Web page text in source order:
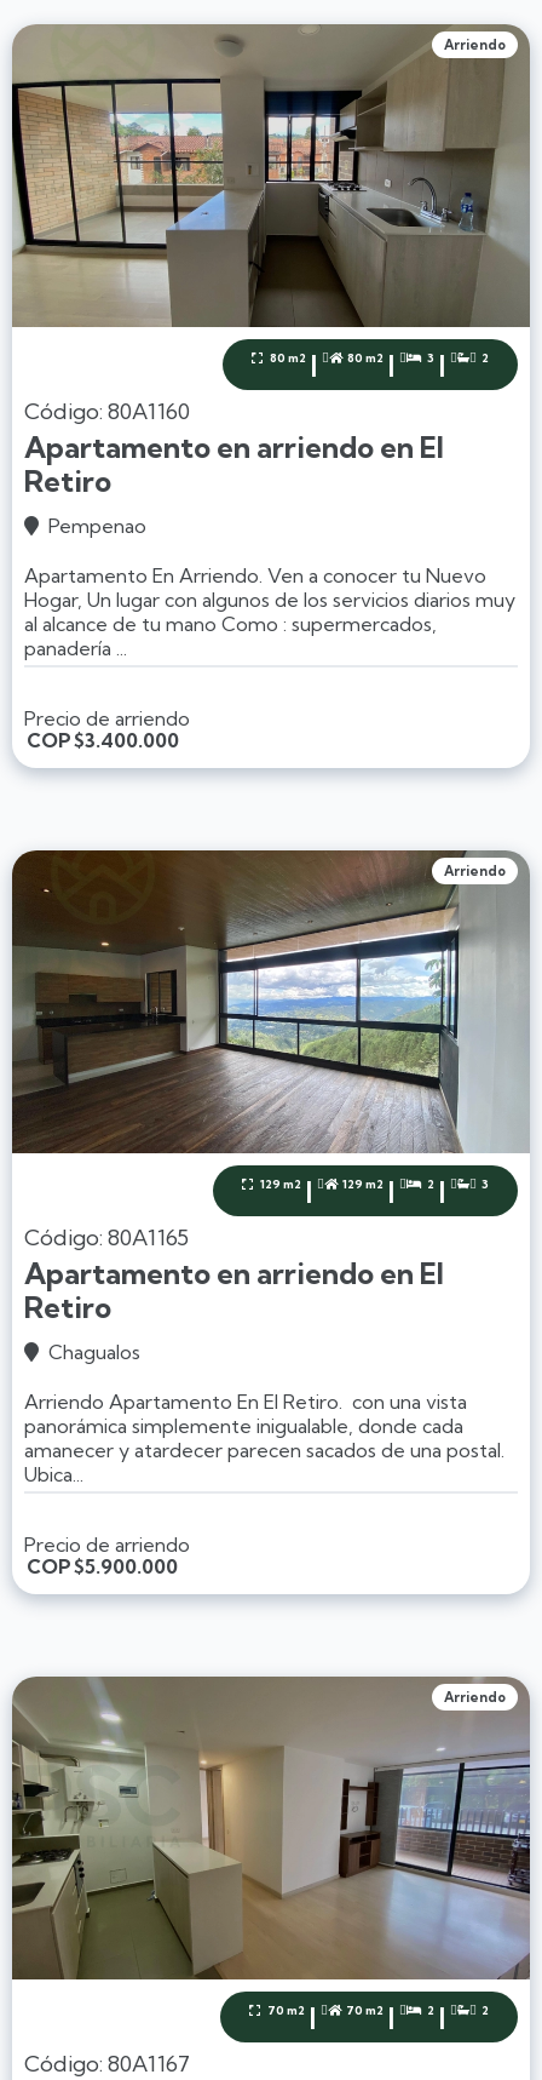
Arriendo
 80 m2 |  80 m2 |  3 |  2
Código: 80A1160
Apartamento en arriendo en El
Retiro
 Pempenao
Apartamento En Arriendo. Ven a conocer tu Nuevo
Hogar, Un lugar con algunos de los servicios diarios muy
al alcance de tu mano Como : supermercados,
panadería ...
Precio de arriendo
COP$3.400.000
Arriendo
 129 m2 |  129 m2 |  2 |  3
Código: 80A1165
Apartamento en arriendo en El
Retiro
 Chagualos
Arriendo Apartamento En El Retiro. con una vista
panorámica simplemente inigualable, donde cada
amanecer y atardecer parecen sacados de una postal.
Ubica...
Precio de arriendo
COP$5.900.000
Arriendo
 70 m2 |  70 m2 |  2 |  2
Código: 80A1167